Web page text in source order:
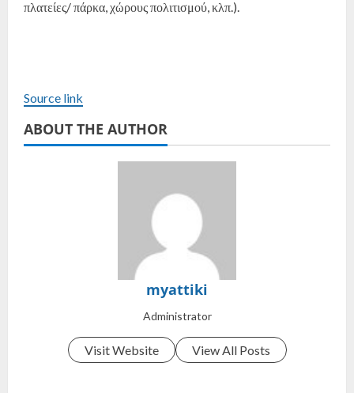
πλατείες/ πάρκα, χώρους πολιτισμού, κλπ.).
Source link
ABOUT THE AUTHOR
myattiki
Administrator
Visit Website View All Posts